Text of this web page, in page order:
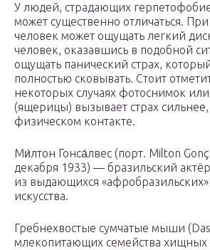
У людей, страдающих
может существенно отличаться.
человек может ощущать легкий
человек, оказавшись в подобной
ощущать панический страх,
полностью сковывать. Стоит
некоторых случаях фотоснимок
(ящерицы) вызывает страх
физическом контакте.
Ми́лтон Гонса́лвес (порт. Milton
декабря 1933) — бразильский
из выдающихся «афробразильских»
искусства.
Гребнехвостые сумчатые мыши
млекопитающих семейства хищных